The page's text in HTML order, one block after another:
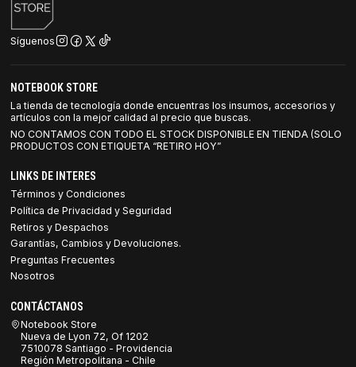
Síguenos
NOTEBOOK STORE
La tienda de tecnología donde encuentras los insumos, accesorios y
artículos con la mejor calidad al precio que buscas.
NO CONTAMOS CON TODO EL STOCK DISPONIBLE EN TIENDA (SOLO
PRODUCTOS CON ETIQUETA “RETIRO HOY”
LINKS DE INTERES
Términos y Condiciones
Política de Privacidad y Seguridad
Retiros y Despachos
Garantías, Cambios y Devoluciones.
Preguntas Frecuentes
Nosotros
CONTÁCTANOS
Notebook Store
Nueva de Lyon 72, Of 1202
7510078 Santiago - Providencia
Región Metropolitana - Chile